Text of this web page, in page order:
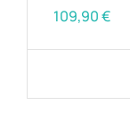
109,90€